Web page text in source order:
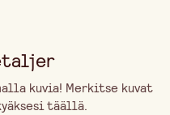
kuvia! Merkitse kuvat
täällä.